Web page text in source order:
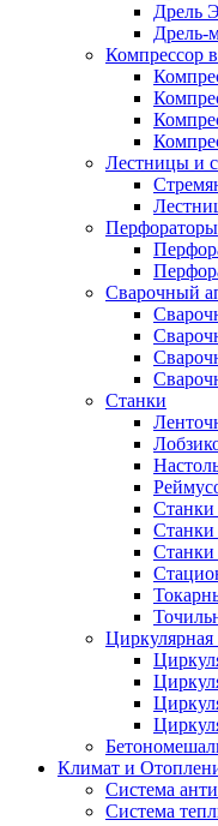
Дрель
Дрель-
Компрессор
Лестницы и
Перфораторы
Сварочный
Станки
Станки
Станки
Циркулярная
Климат и
Система
Система